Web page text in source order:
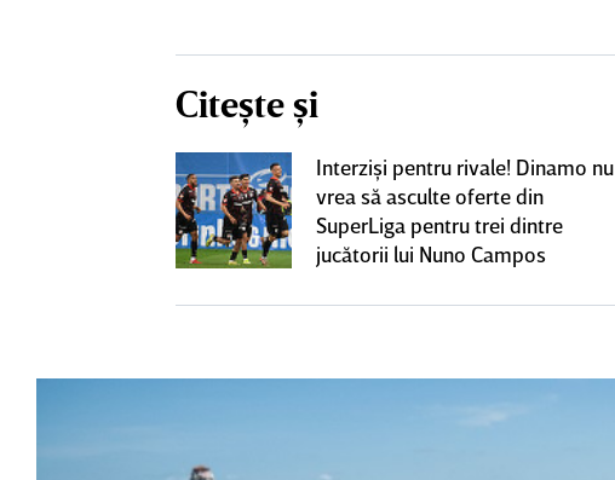
Citește și
Interzişi pentru rivale! Dinamo nu
vrea să asculte oferte din
SuperLiga pentru trei dintre
jucătorii lui Nuno Campos